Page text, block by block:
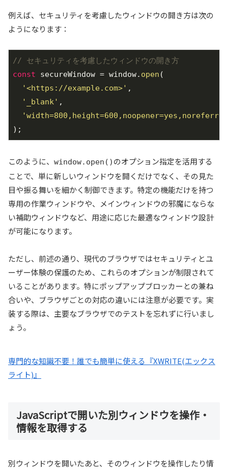
例えば、セキュリティを考慮したウィンドウの開き方は次の
ようになります：
// セキュリティを考慮したウィンドウの開き方
const secureWindow = window. open (
'<https://example.com>' ,
'_blank' ,
);
このように、 window.open() のオプション指定を活用する
ことで、単に新しいウィンドウを開くだけでなく、その見た
目や振る舞いを細かく制御できます。特定の機能だけを持つ
専用の作業ウィンドウや、メインウィンドウの邪魔にならな
い補助ウィンドウなど、用途に応じた最適なウィンドウ設計
が可能になります。
ただし、前述の通り、現代のブラウザではセキュリティとユ
ーザー体験の保護のため、これらのオプションが制限されて
いることがあります。特にポップアップブロッカーとの兼ね
合いや、ブラウザごとの対応の違いには注意が必要です。実
装する際は、主要なブラウザでのテストを忘れずに行いまし
ょう。
専門的な知識不要！誰でも簡単に使える『XWRITE(エックス
ライト)』
JavaScriptで開いた別ウィンドウを操作・
情報を取得する
別ウィンドウを開いたあと、そのウィンドウを操作したり情